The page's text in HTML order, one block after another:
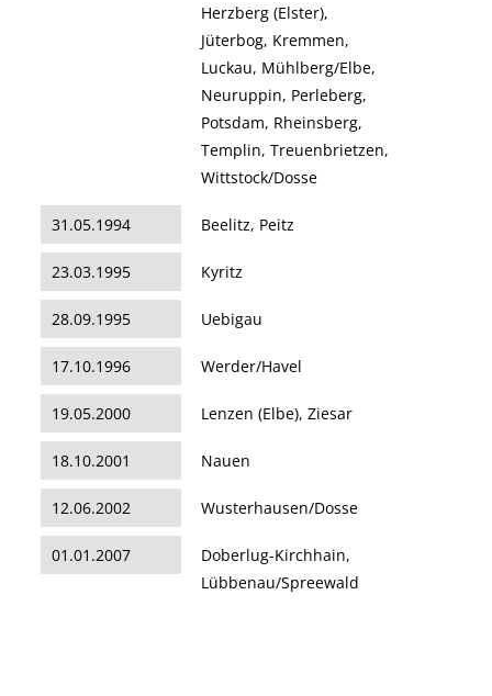
Herzberg (Elster),
Jüterbog, Kremmen,
Luckau, Mühlberg/Elbe,
Neuruppin, Perleberg,
Potsdam, Rheinsberg,
Templin, Treuenbrietzen,
Wittstock/Dosse
31.05.1994 Beelitz, Peitz
23.03.1995 Kyritz
28.09.1995 Uebigau
17.10.1996 Werder/Havel
19.05.2000 Lenzen (Elbe), Ziesar
18.10.2001 Nauen
12.06.2002 Wusterhausen/Dosse
01.01.2007
Doberlug-Kirchhain,
Lübbenau/Spreewald